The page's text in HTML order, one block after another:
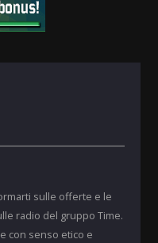
sulle offerte e le
radio del gruppo Time.
con senso etico e